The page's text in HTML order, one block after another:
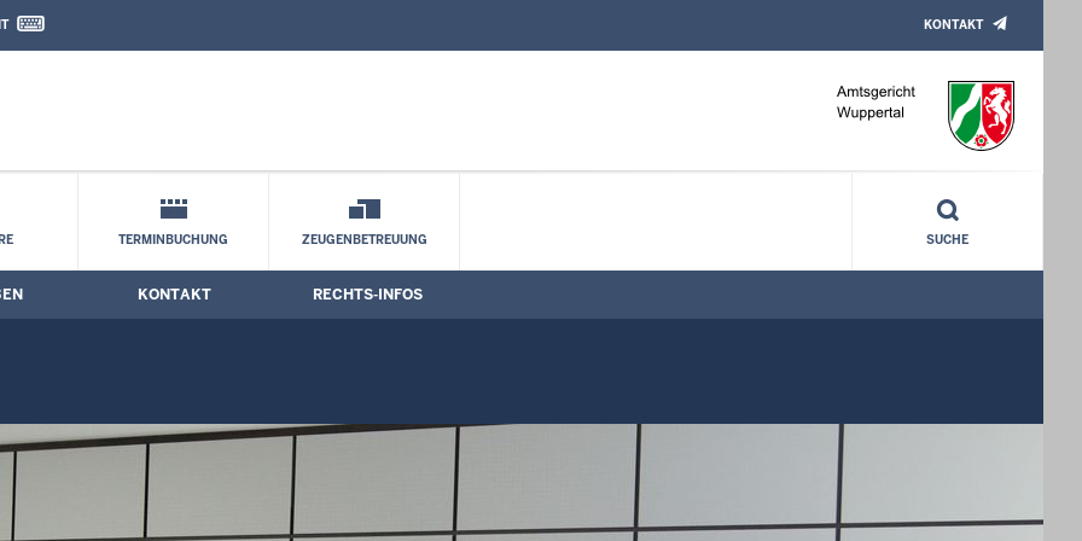
Kontaktformular
KONTAKT
TERMINBUCHUNG ZEUGENBETREUUNG SUCHE
KONTAKT RECHTS-INFOS